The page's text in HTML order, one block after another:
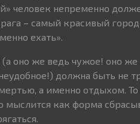
человек непременно
– самый красивый город
ехать».
оно же ведь чужое! оно
должна быть не
а именно отдыхом.
как форма